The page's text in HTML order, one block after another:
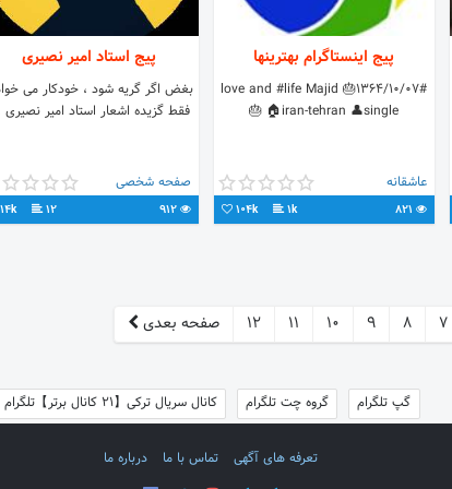
پیج اینستاگرام بهترینها
#love and #life Majid 🎂1364/10/07
🎂 🏠iran-tehran 👤single
عاشقانه
1k
104k
پیج استاد امیر نصیری
بغض اگر گریه شود ، خودکار می
فقط گزیده اشعار استاد امیر
صفحه شخصی
912
12
14k
7
8
9
10
11
12 صفحه بعدی
گپ تلگرام گروه چت تلگرام کانال سریال ترکی【21 کانال برتر】تلگرام
تعرفه های آگهی تماس با ما درباره ما